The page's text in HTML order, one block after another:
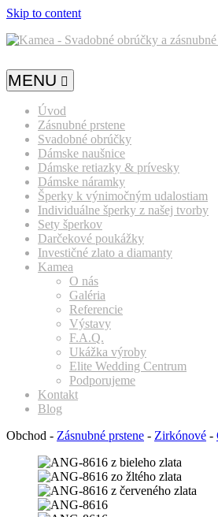
Skip to content
MENU
Úvod
Zásnubné prstene
Svadobné obrúčky
Dámske naušnice
Dámske retiazky & prívesky
Dámske náramky
Šperky k výnimočným udalostiam
Individuálne šperky z našej tvorby
Sety šperkov
Darčekové poukážky
Investičné zlato a diamanty
Kamea
O nás
Galéria
Referencie
Výstavy
F.A.Q.
Ukážka výroby
Elite Wedding Centrum
Podporujeme
Kontakt
Blog
Obchod - Zásnubné prstene - Zirkónové -